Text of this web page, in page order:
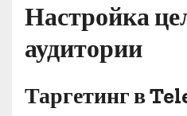
Настройка
аудитории
Таргетинг в